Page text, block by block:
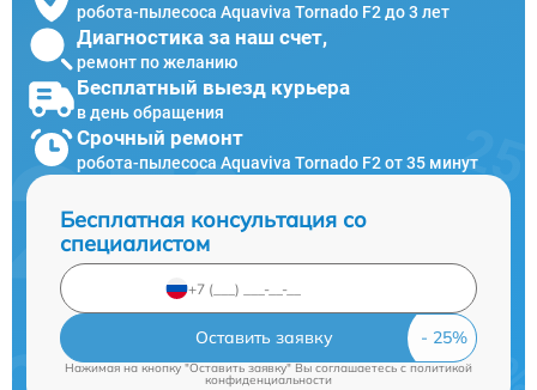
робота-пылесоса Aquaviva Tornado F2 до 3 лет
Диагностика за наш счет,
ремонт по желанию
Бесплатный выезд курьера
в день обращения
Срочный ремонт
робота-пылесоса Aquaviva Tornado F2 от 35 минут
Бесплатная консультация со
специалистом
Оставить заявку
Нажимая на кнопку "Оставить заявку" Вы соглашаетесь c политикой
конфиденциальности